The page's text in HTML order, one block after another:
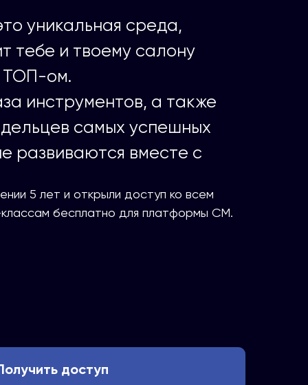
уникальная среда,
тебе и твоему салону
ТОП-ом.
инструментов, а также
самых успешных
развиваются вместе с
5 лет и открыли доступ ко всем
бесплатно для платформы СМ.
доступ